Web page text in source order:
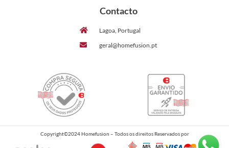
Contacto
Lagoa, Portugal
geral@homefusion.pt
Copyright©2024 Homefusion – Todos os direitos Reservados por